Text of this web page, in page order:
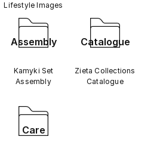
Lifestyle Images
Assembly
Kamyki Set
Assembly
Catalogue
Zieta Collections
Catalogue
Care